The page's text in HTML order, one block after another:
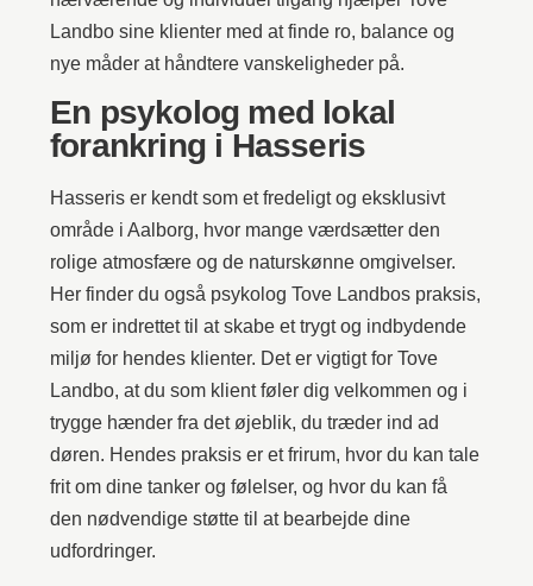
Landbo sine klienter med at finde ro, balance og
nye måder at håndtere vanskeligheder på.
En psykolog med lokal
forankring i Hasseris
Hasseris er kendt som et fredeligt og eksklusivt
område i Aalborg, hvor mange værdsætter den
rolige atmosfære og de naturskønne omgivelser.
Her finder du også psykolog Tove Landbos praksis,
som er indrettet til at skabe et trygt og indbydende
miljø for hendes klienter. Det er vigtigt for Tove
Landbo, at du som klient føler dig velkommen og i
trygge hænder fra det øjeblik, du træder ind ad
døren. Hendes praksis er et frirum, hvor du kan tale
frit om dine tanker og følelser, og hvor du kan få
den nødvendige støtte til at bearbejde dine
udfordringer.